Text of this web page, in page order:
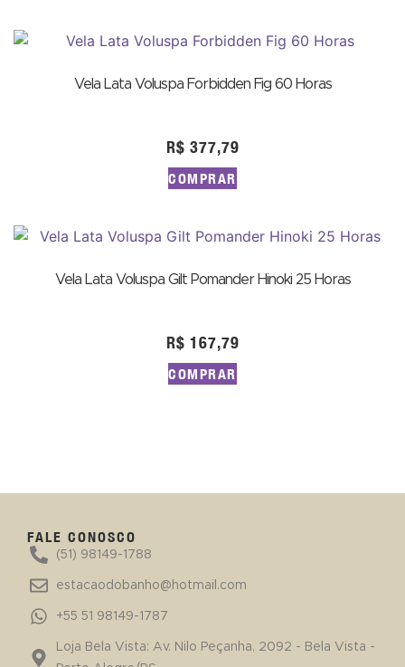
Vela Lata Voluspa Forbidden Fig 60 Horas
R$ 377,79
COMPRAR
Vela Lata Voluspa Gilt Pomander Hinoki 25 Horas
R$ 167,79
COMPRAR
FALE CONOSCO
(51) 98149-1788
estacaodobanho@hotmail.com
+55 51 98149-1787
Loja Bela Vista: Av. Nilo Peçanha, 2092 - Bela Vista -